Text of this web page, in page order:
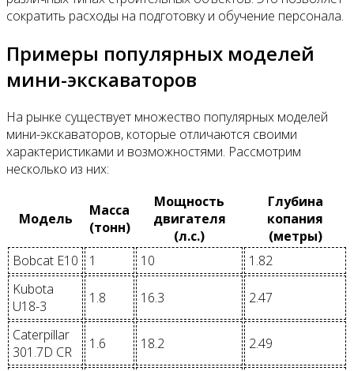
сократить расходы на подготовку и обучение персонала.
Примеры популярных моделей
мини-экскаваторов
На рынке существует множество популярных моделей
мини-экскаваторов, которые отличаются своими
характеристиками и возможностями. Рассмотрим
несколько из них:
Модель
Масса
(тонн)
Мощность
двигателя
(л.с.)
Глубина
копания
(метры)
Bobcat E10
1 10
1.82
Kubota
U18-3
1.8 16.3 2.47
Caterpillar
301.7D CR
1.6 18.2 2.49